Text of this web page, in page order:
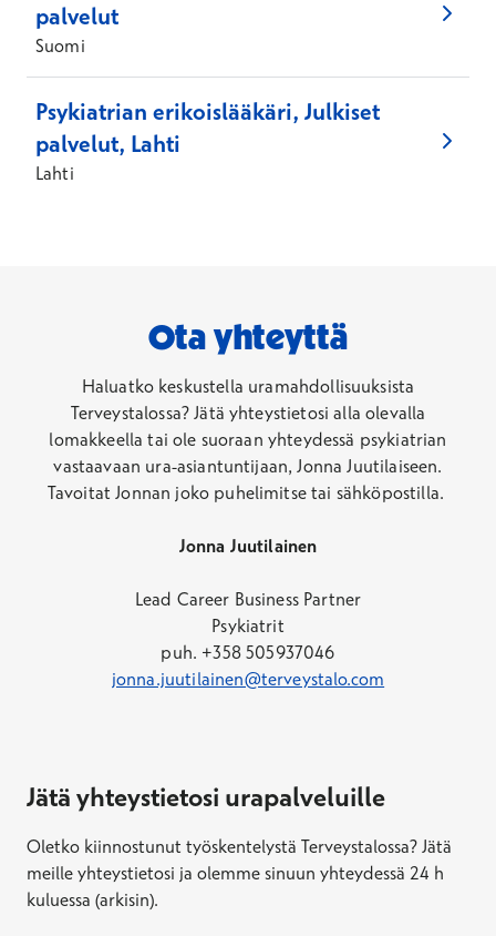
palvelut
Suomi
Psykiatrian erikoislääkäri, Julkiset
palvelut, Lahti
Lahti
Ota yhteyttä
Haluatko keskustella uramahdollisuuksista
Terveystalossa? Jätä yhteystietosi alla olevalla
lomakkeella tai ole suoraan yhteydessä psykiatrian
vastaavaan ura-asiantuntijaan, Jonna Juutilaiseen.
Tavoitat Jonnan joko puhelimitse tai sähköpostilla.
Jonna Juutilainen
Lead Career Business Partner
Psykiatrit
puh. +358 505937046
jonna.juutilainen@terveystalo.com
Jätä yhteystietosi urapalveluille
Oletko kiinnostunut työskentelystä Terveystalossa? Jätä
meille yhteystietosi ja olemme sinuun yhteydessä 24 h
kuluessa (arkisin).